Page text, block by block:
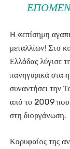
Η «επίσημη
μεταλλίων! Στο
Ελλάδας λύγισε
πανηγυρικά στα
συναντήσει την
από το 2009 που
στη διοργάνωση.
Κορυφαίος της